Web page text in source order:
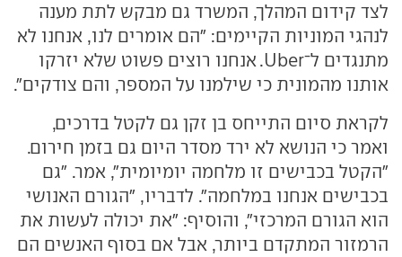
לצד קידום המהלך, המשרד גם מבקש לתת מענה
לנהגי המוניות הקיימים: "הם אומרים לנו, אנחנו לא
מתנגדים ל־Uber. אנחנו רוצים פשוט שלא יזרקו
אותנו מהמונית כי שילמנו על המספר, והם צודקים".
לקראת סיום התייחס בן זקן גם לקטל בדרכים,
ואמר כי הנושא לא ירד מסדר היום גם בזמן חירום.
"הקטל בכבישים זו מלחמה יומיומית", אמר. "גם
בכבישים אנחנו במלחמה". לדבריו, "הגורם האנושי
הוא הגורם המרכזי", והוסיף: "את יכולה לעשות את
הרמזור המתקדם ביותר, אבל אם בסוף האנשים הם